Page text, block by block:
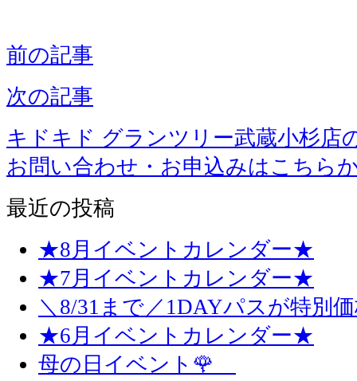
前の記事
次の記事
キドキド グランツリー武蔵小杉店
お問い合わせ・お申込みはこちら
最近の投稿
★8月イベントカレンダー★
★7月イベントカレンダー★
＼8/31まで／1DAYパスが特別
★6月イベントカレンダー★
母の日イベント🌹